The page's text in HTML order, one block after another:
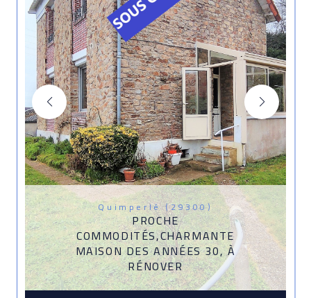
Quimperlé (29300)
PROCHE
COMMODITÉS,CHARMANTE
MAISON DES ANNÉES 30, À
RÉNOVER